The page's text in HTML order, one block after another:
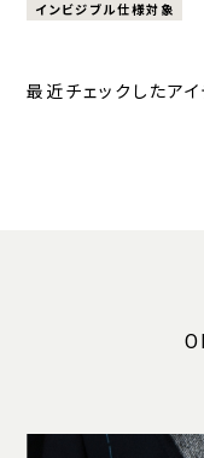
インビジブル仕様対象
最近チェックしたアイ